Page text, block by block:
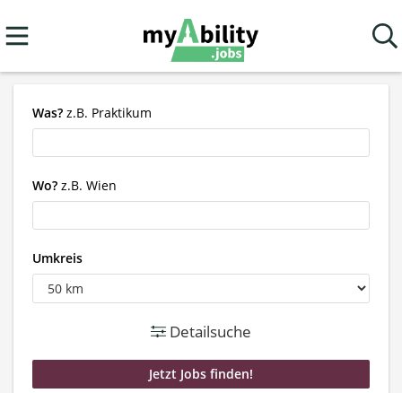
Was? z.B. Praktikum
Wo? z.B. Wien
Umkreis
Detailsuche